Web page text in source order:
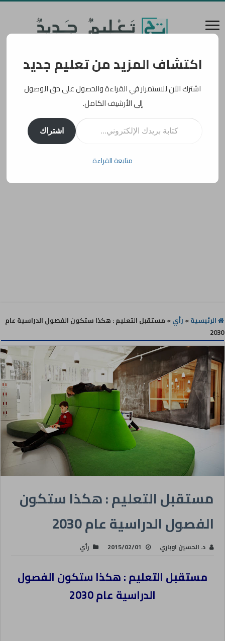
الرئيسية» رأي» مستقبل التعليم : هكذا ستكون الفصول الدراسية عام
2030
مستقبل التعليم : هكذا ستكون
الفصول الدراسية عام 2030
د. الحسين اوباري 2015/02/01 رأي
مستقبل التعليم : هكذا ستكون الفصول
الدراسية عام 2030
اكتشاف المزيد من تعليم جديد
اشترك الآن للاستمرار في القراءة والحصول على حق الوصول
إلى الأرشيف الكامل.
كتابة بريدك الإلكتروني...
اشتراك
متابعة القراءة